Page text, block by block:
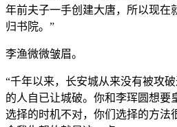
年前夫子一手创建大唐，所以现在
归书院。”
李渔微微皱眉。
“千年以来，长安城从来没有被攻
的人自已让城破。你和李珲圆想要
选择的时机不对，你们选择的方法